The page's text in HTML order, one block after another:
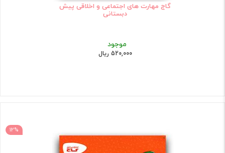
گاج مهارت های اجتماعی و اخلاقی پیش
دبستانی
موجود
520,000 ریال
12%